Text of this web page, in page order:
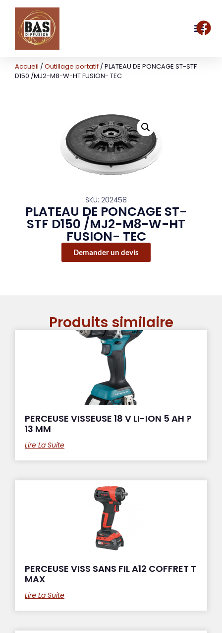
Accueil /Outillage portatif / PLATEAU DE PONCAGE ST-STF
D150 /MJ2-M8-W-HT FUSION- TEC
SKU: 202458
PLATEAU DE PONCAGE ST-
STF D150 /MJ2-M8-W-HT
FUSION- TEC
Demander un devis
Produits similaire
PERCEUSE VISSEUSE 18 V LI-ION 5 AH ?
13 MM
Lire La Suite
PERCEUSE VISS SANS FIL A12 COFFRET T
MAX
Lire La Suite